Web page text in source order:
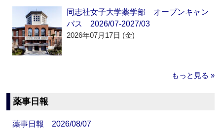
同志社女子大学薬学部 オープンキャン
パス 2026/07-2027/03
2026年07月17日 (金)
もっと見る »
薬事日報
薬事日報 2026/08/07